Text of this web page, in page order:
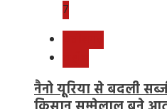
7
नैनो यूरिया से बदली